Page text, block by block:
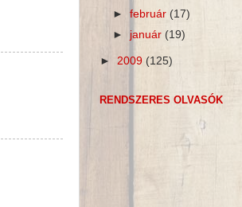
►február (17)
► január (19)
► 2009 (125)
RENDSZERES OLVASÓK